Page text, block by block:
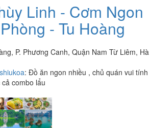
Linh - Cơm Ngon
- Tu Hoàng
P. Phương Canh, Quận Nam Từ Liêm, Hà
: Đồ ăn ngon nhiều , chủ quán vui tính
combo lẩu